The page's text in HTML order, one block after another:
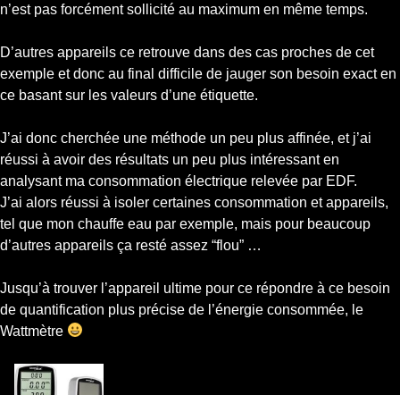
n’est pas forcément sollicité au maximum en même temps.
D’autres appareils ce retrouve dans des cas proches de cet
exemple et donc au final difficile de jauger son besoin exact en
ce basant sur les valeurs d’une étiquette.
J’ai donc cherchée une méthode un peu plus affinée, et j’ai
réussi à avoir des résultats un peu plus intéressant en
analysant ma consommation électrique relevée par EDF.
J’ai alors réussi à isoler certaines consommation et appareils,
tel que mon chauffe eau par exemple, mais pour beaucoup
d’autres appareils ça resté assez “flou” …
Jusqu’à trouver l’appareil ultime pour ce répondre à ce besoin
de quantification plus précise de l’énergie consommée, le
Wattmètre